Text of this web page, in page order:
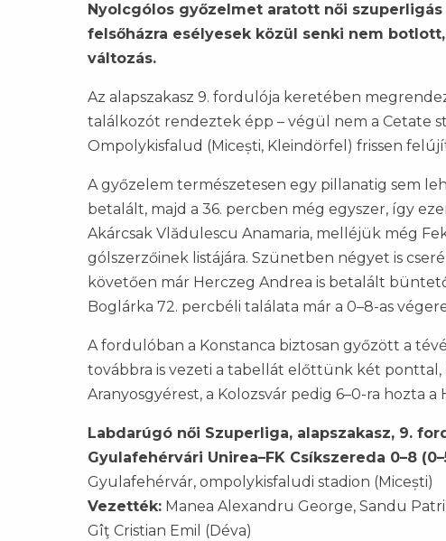
Nyolcgólos győzelmet aratott női
felsőházra esélyesek közül senki nem
változás.
Az alapszakasz 9. fordulója keretében
találkozót rendeztek épp – végül nem a Cetate
Ompolykisfalud (Micești, Kleindörfel) frissen
A győzelem természetesen egy pillanatig sem
betalált, majd a 36. percben még egyszer, így
Akárcsak Vlădulescu Anamaria, melléjük még
gólszerzőinek listájára. Szünetben négyet is
követően már Herczeg Andrea is betalált
Boglárka 72. percbéli találata már a 0–8-as
A fordulóban a Konstanca biztosan győzött a
továbbra is vezeti a tabellát előttünk két ponttal,
Aranyosgyérest, a Kolozsvár pedig 6–0-ra hozta
Labdarúgó női Szuperliga, alapszakasz, 9.
Gyulafehérvári Unirea–FK Csíkszereda 0–8
Gyulafehérvár, ompolykisfaludi stadion (Micești)
Vezették: Manea Alexandru George, Sandu
Gîţ Cristian Emil (Déva)